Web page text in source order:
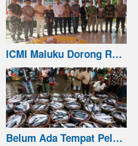
ICMI Maluku Dorong R…
Belum Ada Tempat Pel…